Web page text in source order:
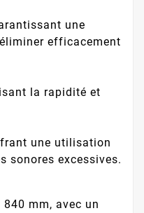
une
efficacement
la rapidité et
une utilisation
sonores excessives.
mm, avec un